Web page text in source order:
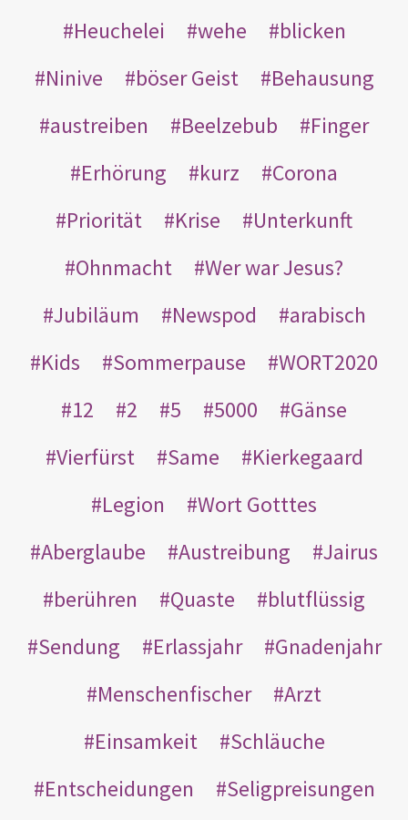
Heuchelei wehe
blicken
Ninive
böser Geist
Behausung
austreiben
Beelzebub
Finger
Erhörung
kurz
Corona
Priorität
Krise
Unterkunft
Ohnmacht
Wer war Jesus?
Jubiläum
Newspod
arabisch
Kids
Sommerpause
WORT2020
12
2 5 5000
Gänse
Vierfürst
Same
Kierkegaard
Legion
Wort Gotttes
Aberglaube
Austreibung
Jairus
berühren
Quaste
blutflüssig
Sendung
Erlassjahr
Gnadenjahr
Menschenfischer
Arzt
Einsamkeit
Schläuche
Entscheidungen
Seligpreisungen